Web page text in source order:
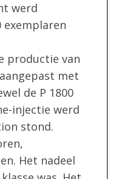
werd
exemplaren
productie van
met
de P 1800
injectie werd
stond.
Het nadeel